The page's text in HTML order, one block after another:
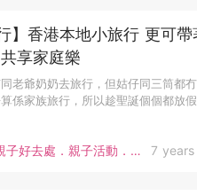
專欄分享．親子好去處．親子活動．bloggers 7
】香港本地小旅行 更可帶
享家庭樂
老爺奶奶去旅行，但姑仔同三筒都冇
係家族旅行，所以趁聖誕個個都放假